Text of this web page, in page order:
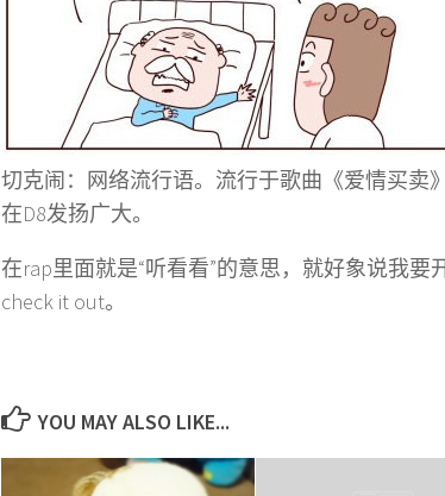
切克闹：网络流行语。流行于歌曲《爱情买卖
在D8发扬广大。
在rap里面就是“听看看”的意思，就好象说我
check it out。
YOU MAY ALSO LIKE...